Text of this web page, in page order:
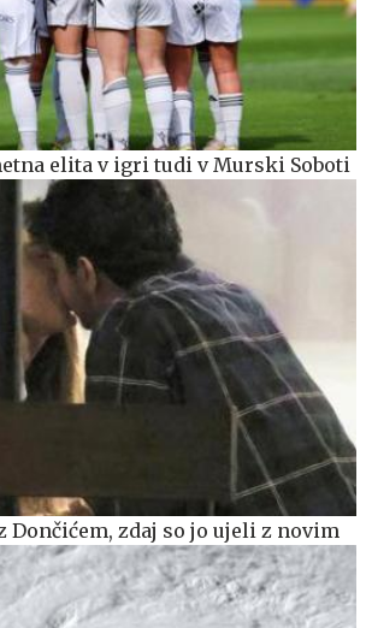
elita v igri tudi v Murski Soboti
Dončićem, zdaj so jo ujeli z novim